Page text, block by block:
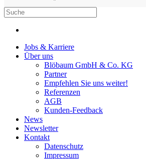
Jobs & Karriere
Über uns
Blöbaum GmbH & Co. KG
Partner
Empfehlen Sie uns weiter!
Referenzen
AGB
Kunden-Feedback
News
Newsletter
Kontakt
Datenschutz
Impressum